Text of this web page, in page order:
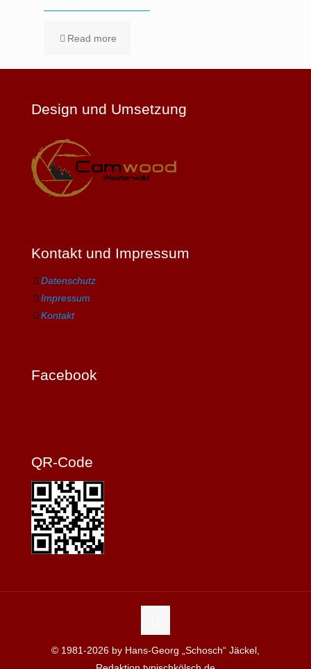
Read more
Design und Umsetzung
Kontakt und Impressum
Datenschutz
Impressum
Kontakt
Facebook
QR-Code
© 1981-2026 by Hans-Georg „Schosch“ Jäckel,